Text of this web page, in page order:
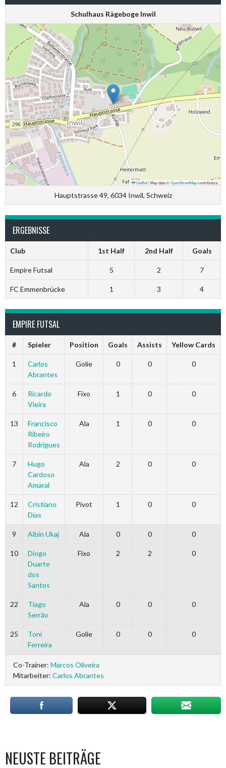
Schulhaus Rägeboge Inwil
Leaflet|Map data ©OpenStreetMapcontributors
Hauptstrasse 49, 6034 Inwil, Schweiz
ERGEBNISSE
Club 1st Half 2nd Half Goals
Empire Futsal 5 2 7
FC Emmenbrücke 1 3 4
EMPIRE FUTSAL
# Spieler Position Goals Assists Yellow Cards
1
Carlos
Abrantes
Golie 0 0 0
6
Ricardo
Vieira
Fixo 1 0 0
13
Francisco
Ribeiro
Rodrigues
Ala 1 0 0
7
Hugo
Cardoso
Amaral
Ala 2 0 0
12
Cristiano
Dias
Pivot 1 0 0
9 Albin Ukaj Ala 0 0 0
10
Diogo
Duarte
dos
Santos
Fixo 2 2 0
22
Tiago
Serrão
Ala 0 0 0
25
Toni
Ferreira
Golie 0 0 0
Co-Trainer: Marcos Oliveira
Mitarbeiter: Carlos Abrantes
NEUSTE BEITRÄGE